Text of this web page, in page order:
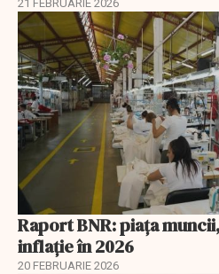
21 FEBRUARIE 2026
Raport BNR: piața
inflație în 2026
20 FEBRUARIE 2026